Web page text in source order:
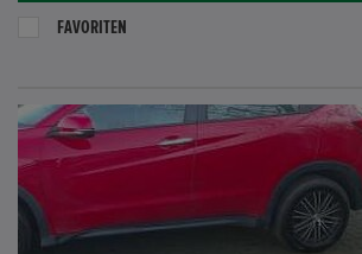
FAVORITEN